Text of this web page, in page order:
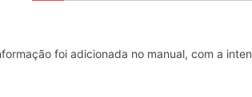
foi adicionada no manual, com a